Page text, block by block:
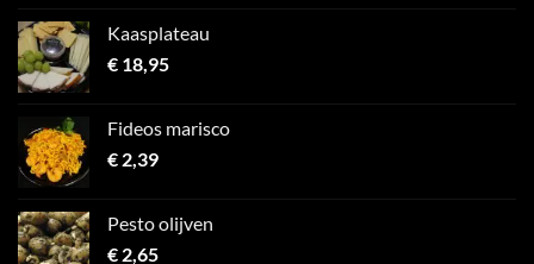
Kaasplateau
€ 18,95
Fideos marisco
€ 2,39
Pesto olijven
€ 2,65